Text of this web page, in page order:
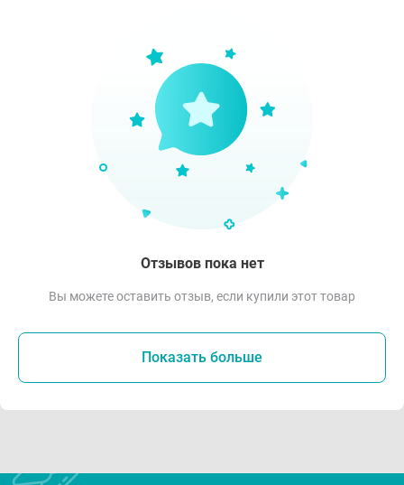
Отзывов пока нет
Вы можете оставить отзыв, если купили этот товар
Показать больше